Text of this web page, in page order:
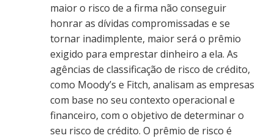
maior o risco de a firma não conseguir
honrar as dívidas compromissadas e se
tornar inadimplente, maior será o prêmio
exigido para emprestar dinheiro a ela. As
agências de classificação de risco de crédito,
como Moody’s e Fitch, analisam as empresas
com base no seu contexto operacional e
financeiro, com o objetivo de determinar o
seu risco de crédito. O prêmio de risco é